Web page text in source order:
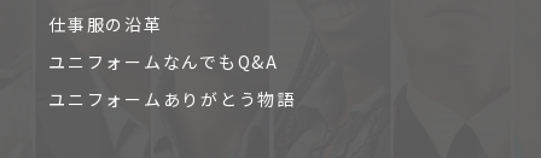
仕事服の沿革
ユニフォームなんでもQ&A
ユニフォームありがとう物語